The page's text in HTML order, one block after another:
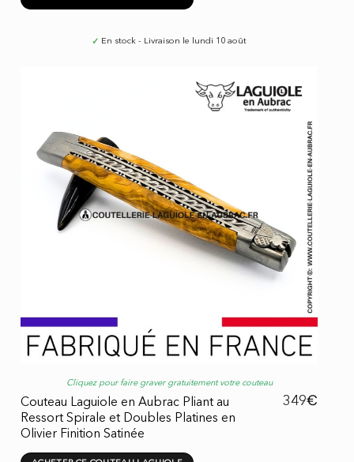
✓ En stock - Livraison le lundi 10 août
Cliquez pour faire graver gratuitement votre couteau
Couteau Laguiole en Aubrac Pliant au
Ressort Spirale et Doubles Platines en
Olivier Finition Satinée
349€